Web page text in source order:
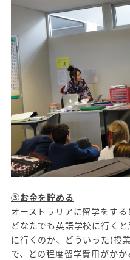
③お金を貯める
オーストラリアに留学をす
どなたでも英語学校に行く
に行くのか、どういった(授
で、どの程度留学費用がかか